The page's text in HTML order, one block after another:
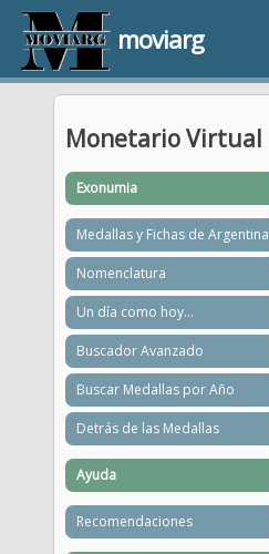
moviarg
Monetario Virtual
Exonumia
Medallas y Fichas de Argentina
Nomenclatura
Un día como hoy...
Buscador Avanzado
Buscar Medallas por Año
Detrás de las Medallas
Ayuda
Recomendaciones